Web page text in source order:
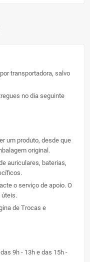
transportadora, salvo
no dia seguinte
um produto, desde que
original.
auriculares, baterias,
o serviço de apoio. O
úteis.
de Trocas e
9h - 13h e das 15h -